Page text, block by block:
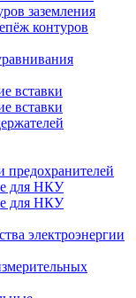
заземления
контуров
вставки
вставки
предохранителей
для НКУ
для НКУ
электроэнергии